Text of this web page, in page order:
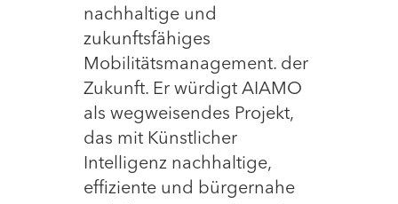
nachhaltige und
zukunftsfähiges
Mobilitätsmanagement. der
Zukunft. Er würdigt AIAMO
als wegweisendes Projekt,
das mit Künstlicher
Intelligenz nachhaltige,
effiziente und bürgernahe